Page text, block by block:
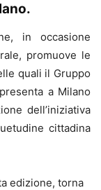
in occasione
promuove le
quali il Gruppo
a Milano
dell’iniziativa
cittadina
edizione, torna